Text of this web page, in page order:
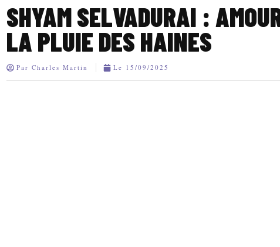
SHYAM SELVADURAI :
LA PLUIE DES HAINES
Par Charles Martin Le 15/09/2025